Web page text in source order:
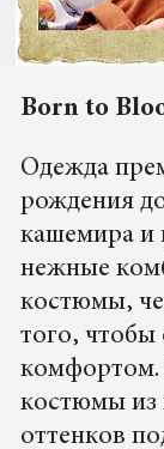
Born to
Одежда
рождения
кашемира и
нежные
костюмы,
того, чтобы
комфортом.
костюмы из
оттенков